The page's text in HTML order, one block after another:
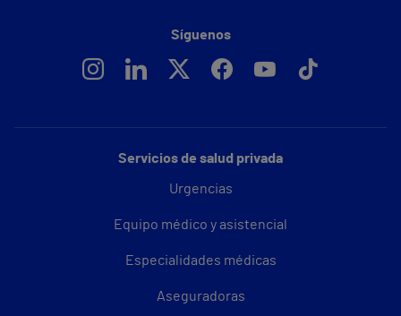
Servicios de salud privada
Urgencias
Equipo médico y asistencial
Especialidades médicas
Aseguradoras
Síguenos